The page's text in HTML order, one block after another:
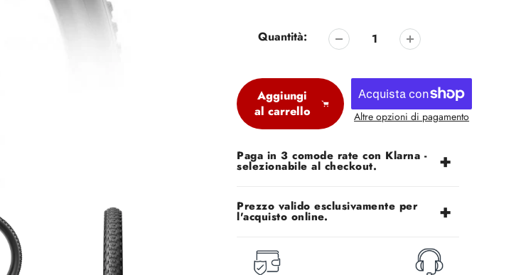
Quantità:
Aggiungi
al carrello
Altre opzioni di pagamento
di
tuo
Paga in 3 comode rate con Klarna -
selezionabile al checkout.
Prezzo valido esclusivamente per
l'acquisto online.